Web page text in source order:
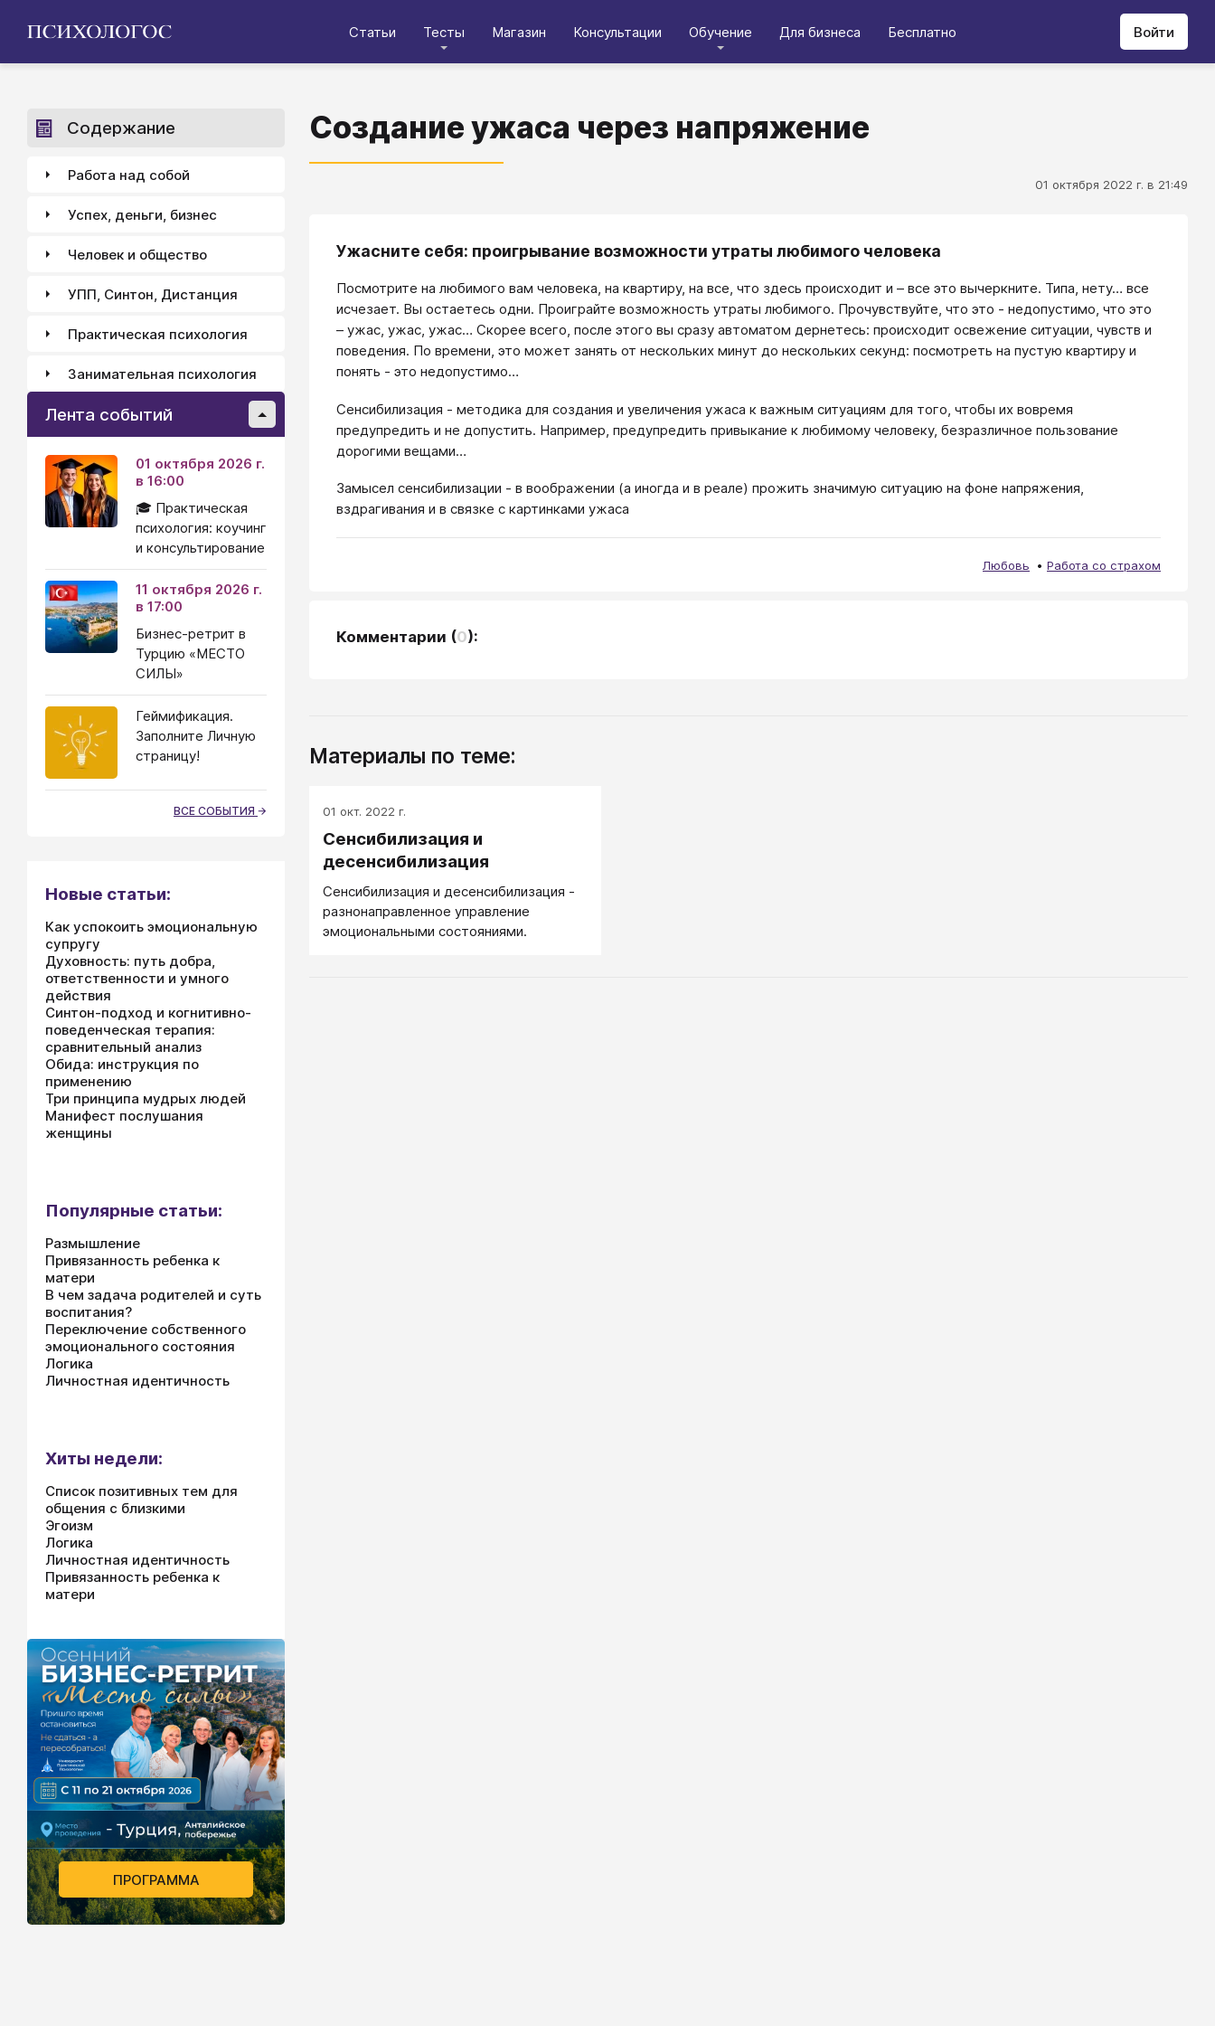
Статьи Тесты Магазин Консультации Обучение Для бизнеса Бесплатно Войти
Создание ужаса через напряжение
01 октября 2022 г. в 21:49
Ужасните себя: проигрывание возможности утраты любимого человека
Посмотрите на любимого вам человека, на квартиру, на все, что здесь происходит и – все это вычеркните. Типа, нету… все
исчезает. Вы остаетесь одни. Проиграйте возможность утраты любимого. Прочувствуйте, что это - недопустимо, что это
– ужас, ужас, ужас… Скорее всего, после этого вы сразу автоматом дернетесь: происходит освежение ситуации, чувств и
поведения. По времени, это может занять от нескольких минут до нескольких секунд: посмотреть на пустую квартиру и
понять - это недопустимо…
Сенсибилизация - методика для создания и увеличения ужаса к важным ситуациям для того, чтобы их вовремя
предупредить и не допустить. Например, предупредить привыкание к любимому человеку, безразличное пользование
дорогими вещами…
Замысел сенсибилизации - в воображении (а иногда и в реале) прожить значимую ситуацию на фоне напряжения,
вздрагивания и в связке с картинками ужаса
Любовь Работа со страхом
Комментарии (0):
Материалы по теме:
01 окт. 2022 г.
Сенсибилизация и
десенсибилизация
Сенсибилизация и десенсибилизация -
разнонаправленное управление
эмоциональными состояниями.
Содержание
Работа над собой
Успех, деньги, бизнес
Человек и общество
УПП, Синтон, Дистанция
Практическая психология
Занимательная психология
Лента событий
01 октября 2026 г.
в 16:00
🎓 Практическая
психология: коучинг
и консультирование
11 октября 2026 г.
в 17:00
Бизнес-ретрит в
Турцию «МЕСТО
СИЛЫ»
Геймификация.
Заполните Личную
страницу!
ВСЕ СОБЫТИЯ
Новые статьи:
Как успокоить эмоциональную
супругу
Духовность: путь добра,
ответственности и умного
действия
Синтон-подход и когнитивно-
поведенческая терапия:
сравнительный анализ
Обида: инструкция по
применению
Три принципа мудрых людей
Манифест послушания
женщины
Популярные статьи:
Размышление
Привязанность ребенка к
матери
В чем задача родителей и суть
воспитания?
Переключение собственного
эмоционального состояния
Логика
Личностная идентичность
Хиты недели:
Список позитивных тем для
общения с близкими
Эгоизм
Логика
Личностная идентичность
Привязанность ребенка к
матери
ПРОГРАММА